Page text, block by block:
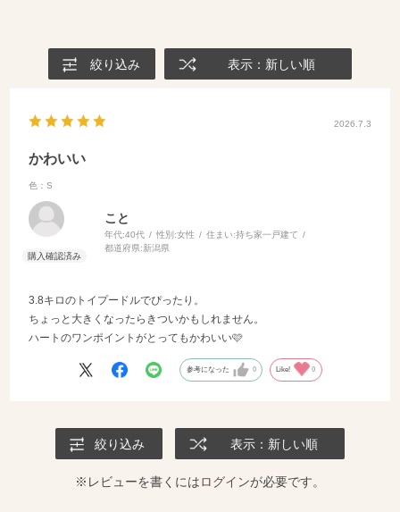
絞り込み 表示：新しい順
2026.7.3
かわいい
色：S
こと
年代:40代 性別:女性 住まい:持ち家一戸建て
都道府県:新潟県
3.8キロのトイプードルでぴったり。
ちょっと大きくなったらきついかもしれません。
ハートのワンポイントがとってもかわいい🩷
参考になった 0 Like! 0
絞り込み 表示：新しい順
※レビューを書くにはログインが必要です。